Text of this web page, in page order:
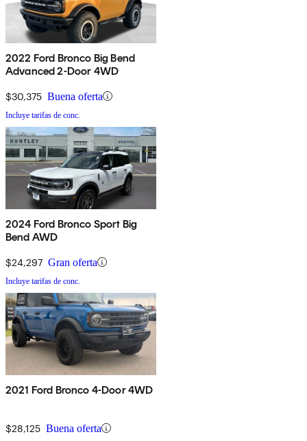
2022 Ford Bronco Big Bend
Advanced 2-Door 4WD
$30,375 Buena oferta
Incluye tarifas de conc.
2024 Ford Bronco Sport Big
Bend AWD
$24,297 Gran oferta
Incluye tarifas de conc.
2021 Ford Bronco 4-Door 4WD
$28,125 Buena oferta